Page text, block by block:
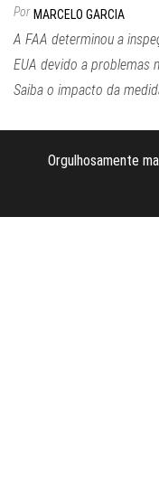
Por MARCELO GARCIA
A FAA determinou a
EUA devido a problemas
Saiba o impacto da
Orgulhosamente